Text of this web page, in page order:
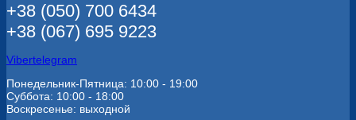
+38 (050) 700 6434
+38 (067) 695 9223
Vibertelegram
Понедельник-Пятница: 10:00 - 19:00
Суббота: 10:00 - 18:00
Воскресенье: выходной